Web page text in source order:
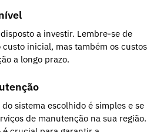
a investir. Lembre-se de
inicial, mas também os custos
a longo prazo.
sistema escolhido é simples e se
de manutenção na sua região.